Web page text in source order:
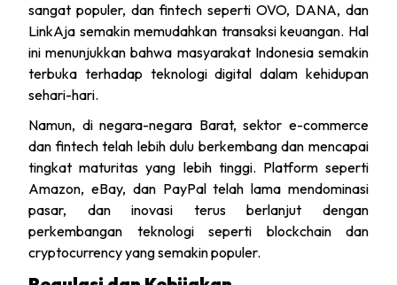
sangat populer, dan fintech seperti OVO, DANA, dan
LinkAja semakin memudahkan transaksi keuangan. Hal
ini menunjukkan bahwa masyarakat Indonesia semakin
terbuka terhadap teknologi digital dalam kehidupan
sehari-hari.
Namun, di negara-negara Barat, sektor e-commerce
dan fintech telah lebih dulu berkembang dan mencapai
tingkat maturitas yang lebih tinggi. Platform seperti
Amazon, eBay, dan PayPal telah lama mendominasi
pasar, dan inovasi terus berlanjut dengan
perkembangan teknologi seperti blockchain dan
cryptocurrency yang semakin populer.